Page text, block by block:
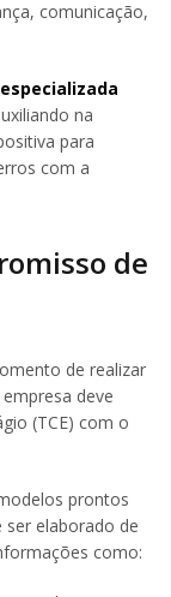
comunicação,
na
para
com a
de
de realizar
deve
(TCE) com o
prontos
elaborado de
como: